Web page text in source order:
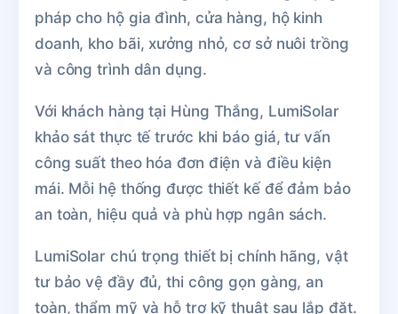
pháp cho hộ gia đình, cửa hàng, hộ kinh
doanh, kho bãi, xưởng nhỏ, cơ sở nuôi trồng
và công trình dân dụng.
Với khách hàng tại Hùng Thắng, LumiSolar
khảo sát thực tế trước khi báo giá, tư vấn
công suất theo hóa đơn điện và điều kiện
mái. Mỗi hệ thống được thiết kế để đảm bảo
an toàn, hiệu quả và phù hợp ngân sách.
LumiSolar chú trọng thiết bị chính hãng, vật
tư bảo vệ đầy đủ, thi công gọn gàng, an
toàn, thẩm mỹ và hỗ trợ kỹ thuật sau lắp đặt.